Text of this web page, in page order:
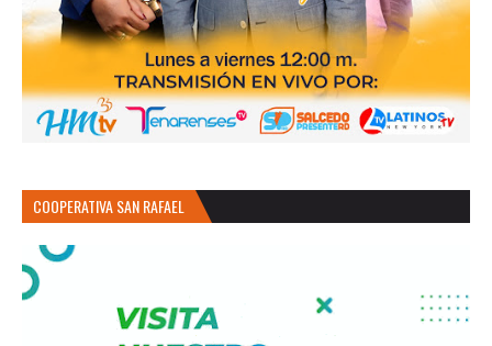
COOPERATIVA SAN RAFAEL